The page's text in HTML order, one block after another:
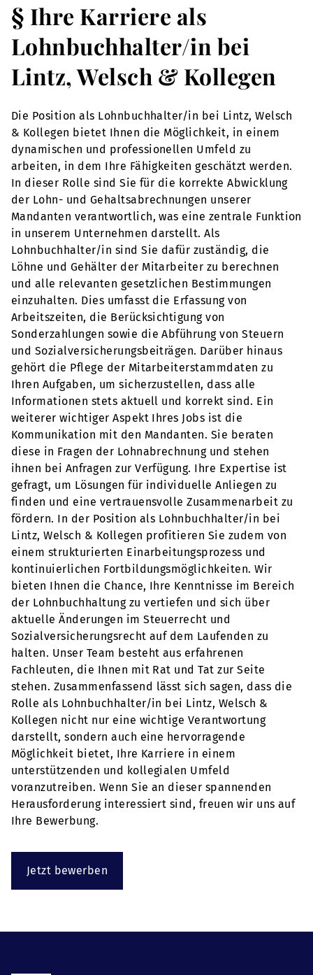
§ Ihre Karriere als
Lohnbuchhalter/in bei
Lintz, Welsch & Kollegen
Die Position als Lohnbuchhalter/in bei Lintz, Welsch
& Kollegen bietet Ihnen die Möglichkeit, in einem
dynamischen und professionellen Umfeld zu
arbeiten, in dem Ihre Fähigkeiten geschätzt werden.
In dieser Rolle sind Sie für die korrekte Abwicklung
der Lohn- und Gehaltsabrechnungen unserer
Mandanten verantwortlich, was eine zentrale Funktion
in unserem Unternehmen darstellt. Als
Lohnbuchhalter/in sind Sie dafür zuständig, die
Löhne und Gehälter der Mitarbeiter zu berechnen
und alle relevanten gesetzlichen Bestimmungen
einzuhalten. Dies umfasst die Erfassung von
Arbeitszeiten, die Berücksichtigung von
Sonderzahlungen sowie die Abführung von Steuern
und Sozialversicherungsbeiträgen. Darüber hinaus
gehört die Pflege der Mitarbeiterstammdaten zu
Ihren Aufgaben, um sicherzustellen, dass alle
Informationen stets aktuell und korrekt sind. Ein
weiterer wichtiger Aspekt Ihres Jobs ist die
Kommunikation mit den Mandanten. Sie beraten
diese in Fragen der Lohnabrechnung und stehen
ihnen bei Anfragen zur Verfügung. Ihre Expertise ist
gefragt, um Lösungen für individuelle Anliegen zu
finden und eine vertrauensvolle Zusammenarbeit zu
fördern. In der Position als Lohnbuchhalter/in bei
Lintz, Welsch & Kollegen profitieren Sie zudem von
einem strukturierten Einarbeitungsprozess und
kontinuierlichen Fortbildungsmöglichkeiten. Wir
bieten Ihnen die Chance, Ihre Kenntnisse im Bereich
der Lohnbuchhaltung zu vertiefen und sich über
aktuelle Änderungen im Steuerrecht und
Sozialversicherungsrecht auf dem Laufenden zu
halten. Unser Team besteht aus erfahrenen
Fachleuten, die Ihnen mit Rat und Tat zur Seite
stehen. Zusammenfassend lässt sich sagen, dass die
Rolle als Lohnbuchhalter/in bei Lintz, Welsch &
Kollegen nicht nur eine wichtige Verantwortung
darstellt, sondern auch eine hervorragende
Möglichkeit bietet, Ihre Karriere in einem
unterstützenden und kollegialen Umfeld
voranzutreiben. Wenn Sie an dieser spannenden
Herausforderung interessiert sind, freuen wir uns auf
Ihre Bewerbung.
Jetzt bewerben